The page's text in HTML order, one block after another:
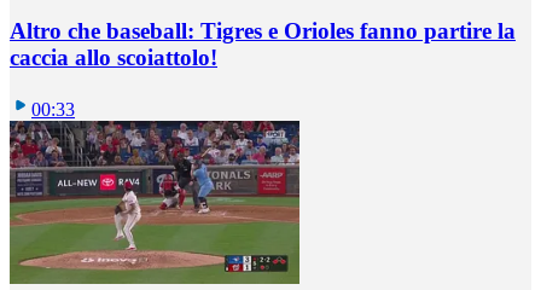
Altro che baseball: Tigres e Orioles fanno partire la
caccia allo scoiattolo!
00:33